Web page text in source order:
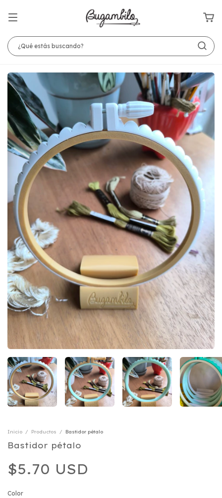
Inicio / Productos / Bastidor pétalo
Bastidor pétalo
$5.70 USD
Color